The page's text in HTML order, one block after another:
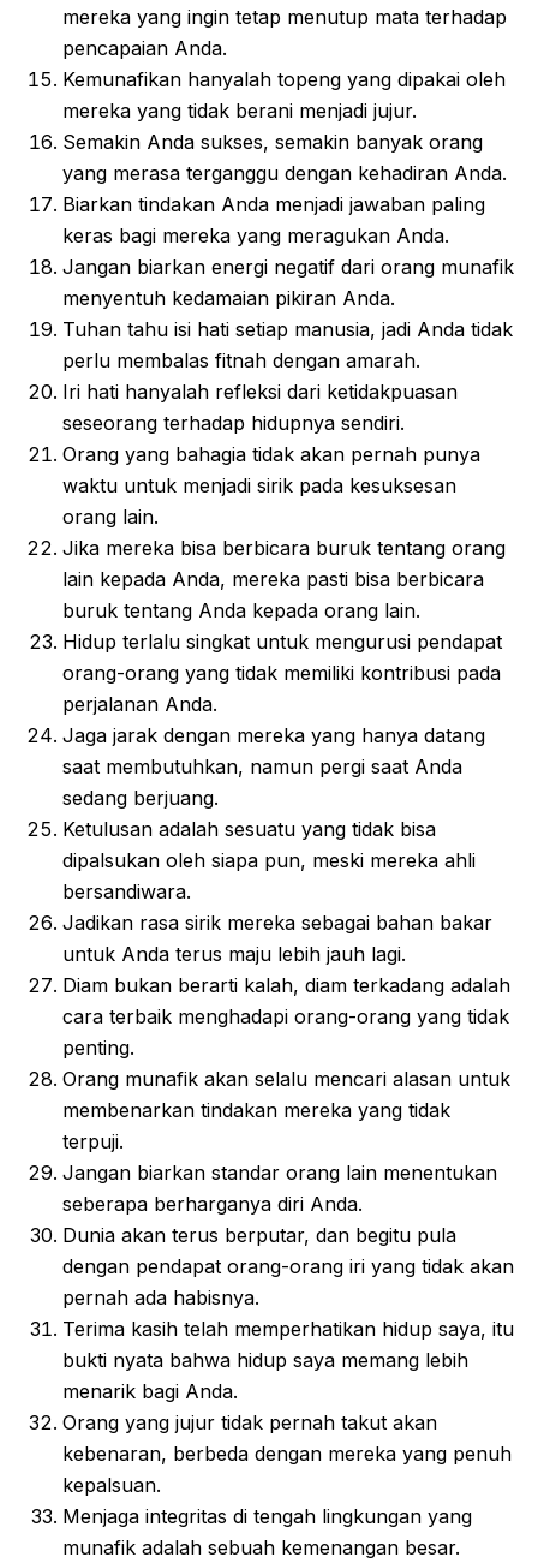
mereka yang ingin tetap menutup mata terhadap
pencapaian Anda.
Kemunafikan hanyalah topeng yang dipakai oleh
mereka yang tidak berani menjadi jujur.
Semakin Anda sukses, semakin banyak orang
yang merasa terganggu dengan kehadiran Anda.
Biarkan tindakan Anda menjadi jawaban paling
keras bagi mereka yang meragukan Anda.
Jangan biarkan energi negatif dari orang munafik
menyentuh kedamaian pikiran Anda.
Tuhan tahu isi hati setiap manusia, jadi Anda tidak
perlu membalas fitnah dengan amarah.
Iri hati hanyalah refleksi dari ketidakpuasan
seseorang terhadap hidupnya sendiri.
Orang yang bahagia tidak akan pernah punya
waktu untuk menjadi sirik pada kesuksesan
orang lain.
Jika mereka bisa berbicara buruk tentang orang
lain kepada Anda, mereka pasti bisa berbicara
buruk tentang Anda kepada orang lain.
Hidup terlalu singkat untuk mengurusi pendapat
orang-orang yang tidak memiliki kontribusi pada
perjalanan Anda.
Jaga jarak dengan mereka yang hanya datang
saat membutuhkan, namun pergi saat Anda
sedang berjuang.
Ketulusan adalah sesuatu yang tidak bisa
dipalsukan oleh siapa pun, meski mereka ahli
bersandiwara.
Jadikan rasa sirik mereka sebagai bahan bakar
untuk Anda terus maju lebih jauh lagi.
Diam bukan berarti kalah, diam terkadang adalah
cara terbaik menghadapi orang-orang yang tidak
penting.
Orang munafik akan selalu mencari alasan untuk
membenarkan tindakan mereka yang tidak
terpuji.
Jangan biarkan standar orang lain menentukan
seberapa berharganya diri Anda.
Dunia akan terus berputar, dan begitu pula
dengan pendapat orang-orang iri yang tidak akan
pernah ada habisnya.
Terima kasih telah memperhatikan hidup saya, itu
bukti nyata bahwa hidup saya memang lebih
menarik bagi Anda.
Orang yang jujur tidak pernah takut akan
kebenaran, berbeda dengan mereka yang penuh
kepalsuan.
Menjaga integritas di tengah lingkungan yang
munafik adalah sebuah kemenangan besar.